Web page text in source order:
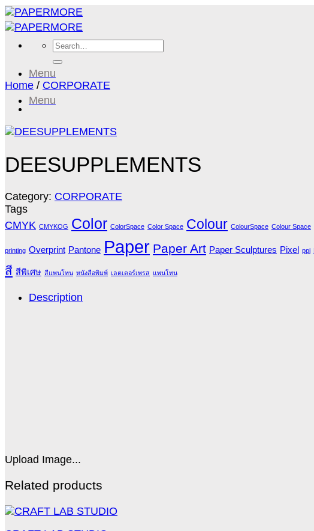
Skip
to
content
Search
Menu
Menu
Home / CORPORATE
DEESUPPLEMENTS
Category: CORPORATE
Tags
CMYK CMYKOG Color ColorSpace Color Space Colour ColourSpace Colour Space
printing Overprint Pantone Paper Paper Art Paper Sculptures Pixel ppi
สี สีพิเศษ สีแพนโทน หนังสือพิมพ์ เลตเตอร์เพรส แพนโทน
Description
Upload Image...
Related products